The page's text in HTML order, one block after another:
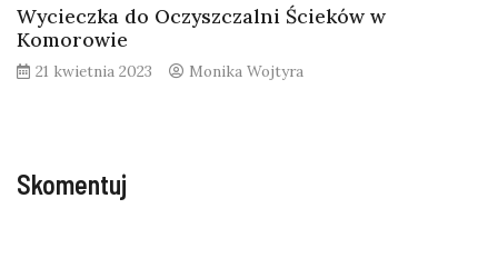
Wycieczka do Oczyszczalni Ścieków w
Komorowie
21 kwietnia 2023 Monika Wojtyra
Skomentuj